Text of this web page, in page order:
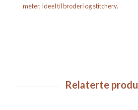
meter, Ideel til broderi og stitchery.